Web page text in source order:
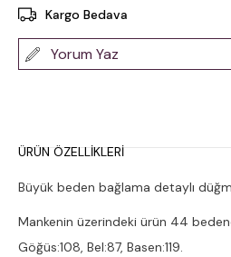
Kargo Bedava
Yorum Yaz
ÜRÜN ÖZELLIKLERI
Büyük beden bağlama detaylı
Mankenin üzerindeki ürün 44
Göğüs:108, Bel:87, Basen:119.